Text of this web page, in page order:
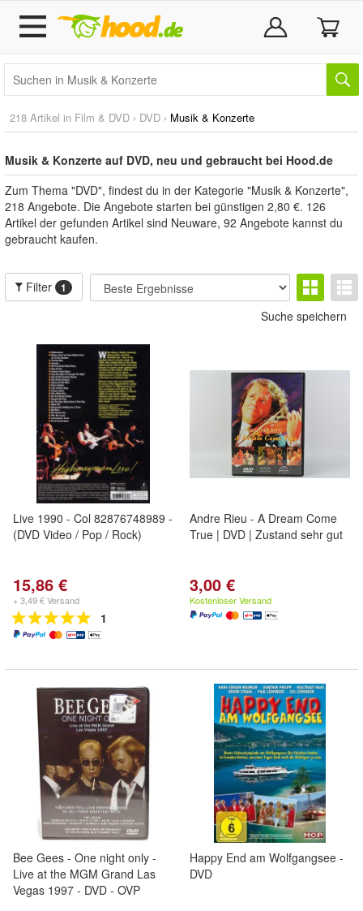
218 Artikel in Film & DVD › DVD › Musik & Konzerte
Musik & Konzerte auf DVD, neu und gebraucht bei Hood.de
Zum Thema "DVD", findest du in der Kategorie "Musik & Konzerte",
218 Angebote. Die Angebote starten bei günstigen 2,80 €. 126
Artikel der gefunden Artikel sind Neuware, 92 Angebote kannst du
gebraucht kaufen.
Filter 1
Suche speichern
Live 1990 - Col 82876748989 -
(DVD Video / Pop / Rock)
15,86 €
+ 3,49 € Versand
1
Andre Rieu - A Dream Come
True | DVD | Zustand sehr gut
3,00 €
Kostenloser Versand
Bee Gees - One night only -
Live at the MGM Grand Las
Vegas 1997 - DVD - OVP
Happy End am Wolfgangsee -
DVD